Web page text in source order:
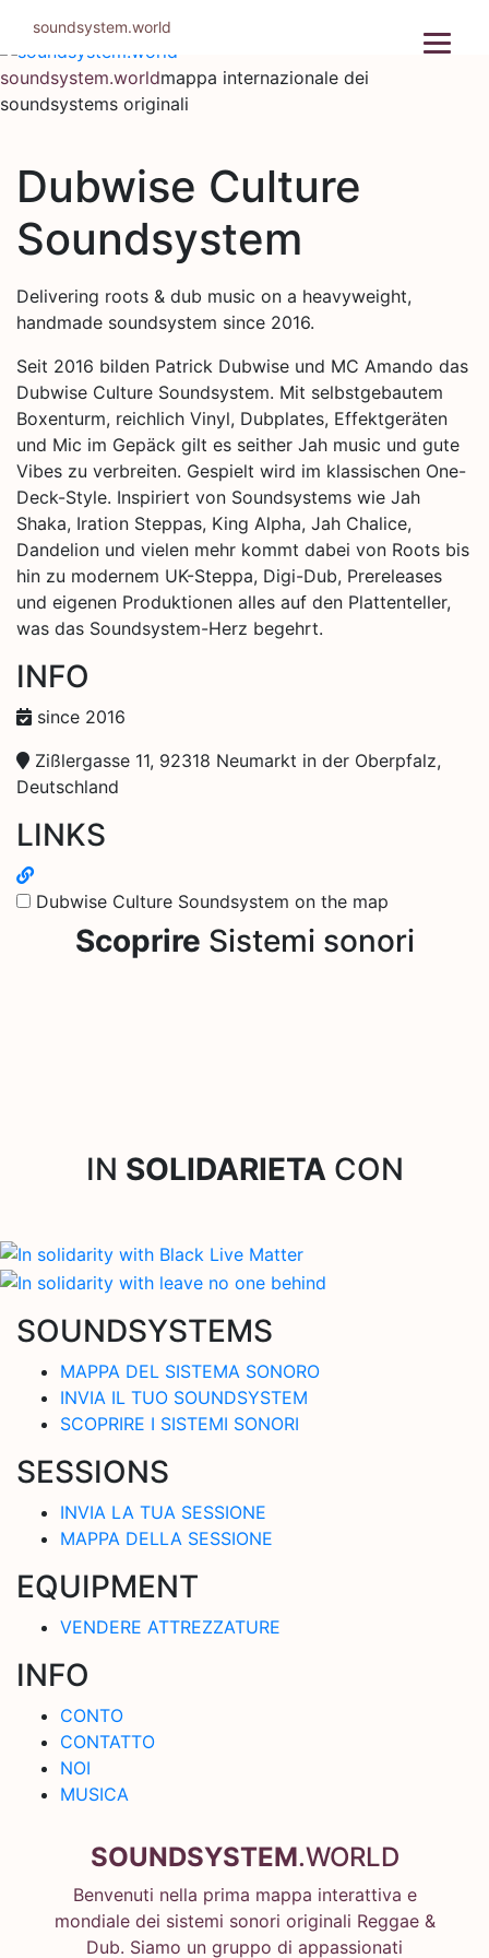
contenuto
soundsystem.worldmappa internazionale dei
soundsystems originali
Dubwise Culture
Soundsystem
Delivering roots & dub music on a heavyweight,
handmade soundsystem since 2016.
Seit 2016 bilden Patrick Dubwise und MC Amando das
Dubwise Culture Soundsystem. Mit selbstgebautem
Boxenturm, reichlich Vinyl, Dubplates, Effektgeräten
und Mic im Gepäck gilt es seither Jah music und gute
Vibes zu verbreiten. Gespielt wird im klassischen One-
Deck-Style. Inspiriert von Soundsystems wie Jah
Shaka, Iration Steppas, King Alpha, Jah Chalice,
Dandelion und vielen mehr kommt dabei von Roots bis
hin zu modernem UK-Steppa, Digi-Dub, Prereleases
und eigenen Produktionen alles auf den Plattenteller,
was das Soundsystem-Herz begehrt.
INFO
since 2016
Zißlergasse 11, 92318 Neumarkt in der Oberpfalz,
Deutschland
LINKS
Dubwise Culture Soundsystem on the map
Scoprire Sistemi sonori
IN SOLIDARIETA CON
SOUNDSYSTEMS
MAPPA DEL SISTEMA SONORO
INVIA IL TUO SOUNDSYSTEM
SCOPRIRE I SISTEMI SONORI
SESSIONS
INVIA LA TUA SESSIONE
MAPPA DELLA SESSIONE
EQUIPMENT
VENDERE ATTREZZATURE
INFO
CONTO
CONTATTO
NOI
MUSICA
SOUNDSYSTEM.WORLD
Benvenuti nella prima mappa interattiva e
mondiale dei sistemi sonori originali Reggae &
Dub. Siamo un gruppo di appassionati
soundsystem.world